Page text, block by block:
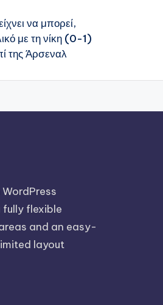
να μπορεί,
με τη νίκη (0-1)
της Άρσεναλ
flexible
and an easy-
layout